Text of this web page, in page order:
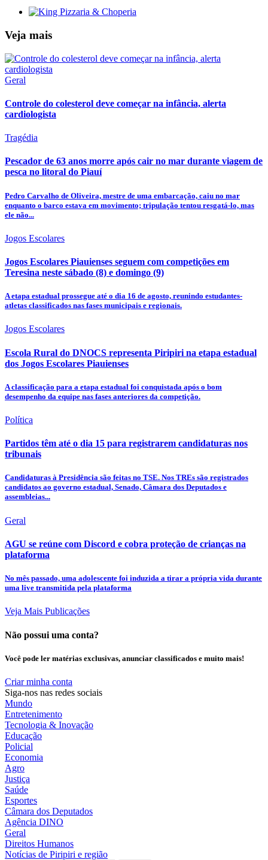
Veja mais
Geral
Controle do colesterol deve começar na infância, alerta
cardiologista
Tragédia
Pescador de 63 anos morre após cair no mar durante viagem de
pesca no litoral do Piauí
Pedro Carvalho de Oliveira, mestre de uma embarcação, caiu no mar
enquanto o barco estava em movimento; tripulação tentou resgatá-lo, mas
ele não...
Jogos Escolares
Jogos Escolares Piauienses seguem com competições em
Teresina neste sábado (8) e domingo (9)
A etapa estadual prossegue até o dia 16 de agosto, reunindo estudantes-
atletas classificados nas fases municipais e regionais.
Jogos Escolares
Escola Rural do DNOCS representa Piripiri na etapa estadual
dos Jogos Escolares Piauienses
A classificação para a etapa estadual foi conquistada após o bom
desempenho da equipe nas fases anteriores da competição.
Política
Partidos têm até o dia 15 para registrarem candidaturas nos
tribunais
Candidaturas à Presidência são feitas no TSE. Nos TREs são registrados
candidatos ao governo estadual, Senado, Câmara dos Deputados e
assembleias...
Geral
AGU se reúne com Discord e cobra proteção de crianças na
plataforma
No mês passado, uma adolescente foi induzida a tirar a própria vida durante
uma live transmitida pela plataforma
Veja Mais Publicações
Não possui uma conta?
Você pode ler matérias exclusivas, anunciar classificados e muito mais!
Criar minha conta
Siga-nos nas redes sociais
Mundo
Entretenimento
Tecnologia & Inovação
Educação
Policial
Economia
Agro
Justiça
Saúde
Esportes
Câmara dos Deputados
Agência DINO
Geral
Direitos Humanos
Notícias de Piripiri e região